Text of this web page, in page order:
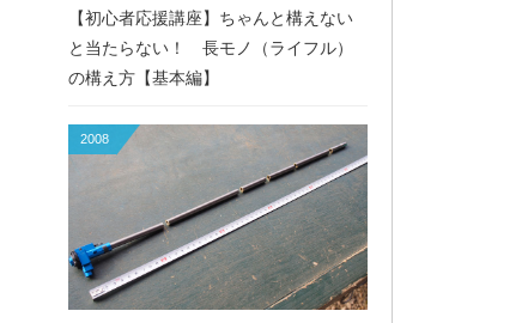
【初心者応援講座】ちゃんと構えない
と当たらない！ 長モノ（ライフル）
の構え方【基本編】
2008